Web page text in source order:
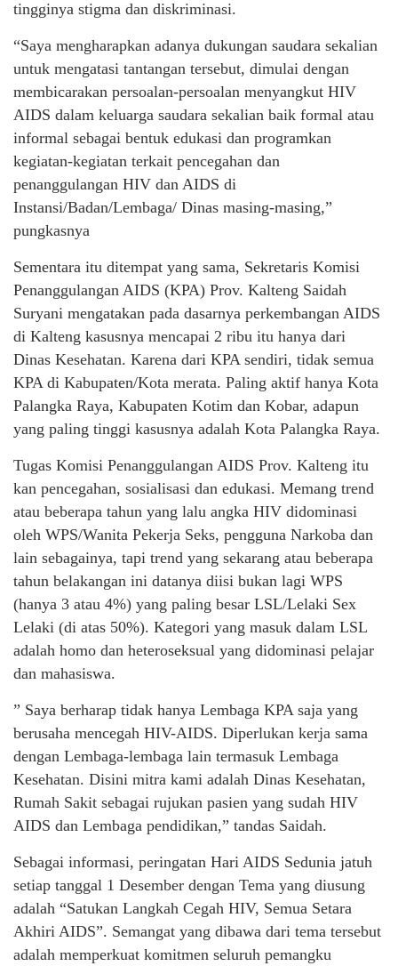
tingginya stigma dan diskriminasi.
“Saya mengharapkan adanya dukungan saudara sekalian
untuk mengatasi tantangan tersebut, dimulai dengan
membicarakan persoalan-persoalan menyangkut HIV
AIDS dalam keluarga saudara sekalian baik formal atau
informal sebagai bentuk edukasi dan programkan
kegiatan-kegiatan terkait pencegahan dan
penanggulangan HIV dan AIDS di
Instansi/Badan/Lembaga/ Dinas masing-masing,”
pungkasnya
Sementara itu ditempat yang sama, Sekretaris Komisi
Penanggulangan AIDS (KPA) Prov. Kalteng Saidah
Suryani mengatakan pada dasarnya perkembangan AIDS
di Kalteng kasusnya mencapai 2 ribu itu hanya dari
Dinas Kesehatan. Karena dari KPA sendiri, tidak semua
KPA di Kabupaten/Kota merata. Paling aktif hanya Kota
Palangka Raya, Kabupaten Kotim dan Kobar, adapun
yang paling tinggi kasusnya adalah Kota Palangka Raya.
Tugas Komisi Penanggulangan AIDS Prov. Kalteng itu
kan pencegahan, sosialisasi dan edukasi. Memang trend
atau beberapa tahun yang lalu angka HIV didominasi
oleh WPS/Wanita Pekerja Seks, pengguna Narkoba dan
lain sebagainya, tapi trend yang sekarang atau beberapa
tahun belakangan ini datanya diisi bukan lagi WPS
(hanya 3 atau 4%) yang paling besar LSL/Lelaki Sex
Lelaki (di atas 50%). Kategori yang masuk dalam LSL
adalah homo dan heteroseksual yang didominasi pelajar
dan mahasiswa.
” Saya berharap tidak hanya Lembaga KPA saja yang
berusaha mencegah HIV-AIDS. Diperlukan kerja sama
dengan Lembaga-lembaga lain termasuk Lembaga
Kesehatan. Disini mitra kami adalah Dinas Kesehatan,
Rumah Sakit sebagai rujukan pasien yang sudah HIV
AIDS dan Lembaga pendidikan,” tandas Saidah.
Sebagai informasi, peringatan Hari AIDS Sedunia jatuh
setiap tanggal 1 Desember dengan Tema yang diusung
adalah “Satukan Langkah Cegah HIV, Semua Setara
Akhiri AIDS”. Semangat yang dibawa dari tema tersebut
adalah memperkuat komitmen seluruh pemangku